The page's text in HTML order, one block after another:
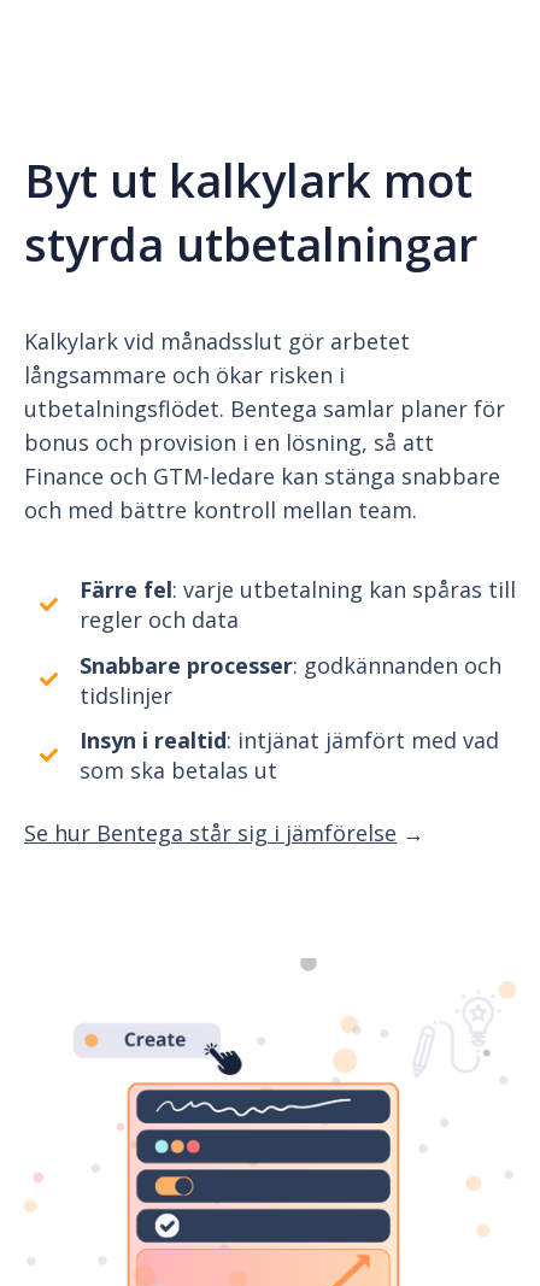
Byt ut kalkylark mot
styrda utbetalningar
Kalkylark vid månadsslut gör arbetet
långsammare och ökar risken i
utbetalningsflödet. Bentega samlar planer för
bonus och provision i en lösning, så att
Finance och GTM-ledare kan stänga snabbare
och med bättre kontroll mellan team.
Färre fel: varje utbetalning kan spåras till
regler och data
Snabbare processer: godkännanden och
tidslinjer
Insyn i realtid: intjänat jämfört med vad
som ska betalas ut
Se hur Bentega står sig i jämförelse →